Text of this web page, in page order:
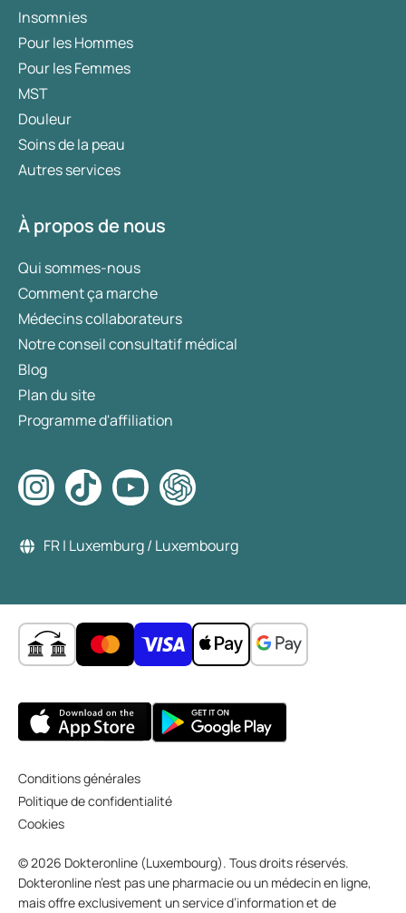
Insomnies
Pour les Hommes
Pour les Femmes
MST
Douleur
Soins de la peau
Autres services
À propos de nous
Qui sommes-nous
Comment ça marche
Médecins collaborateurs
Notre conseil consultatif médical
Blog
Plan du site
Programme d'affiliation
FR | Luxemburg / Luxembourg
Conditions générales
Politique de confidentialité
Cookies
© 2026 Dokteronline (Luxembourg). Tous droits réservés.
Dokteronline n’est pas une pharmacie ou un médecin en ligne,
mais offre exclusivement un service d’information et de